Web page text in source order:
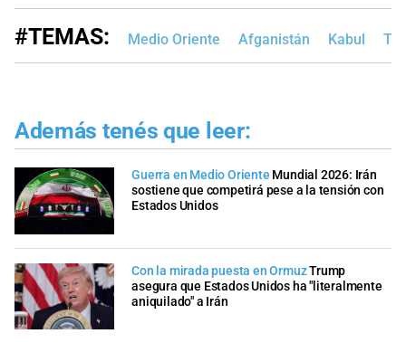
#TEMAS: Medio Oriente Afganistán Kabul
Además tenés que leer:
Guerra en Medio Oriente Mundial 2026: Irán
sostiene que competirá pese a la tensión con
Estados Unidos
Con la mirada puesta en OrmuzTrump
asegura que Estados Unidos ha "literalmente
aniquilado" a Irán